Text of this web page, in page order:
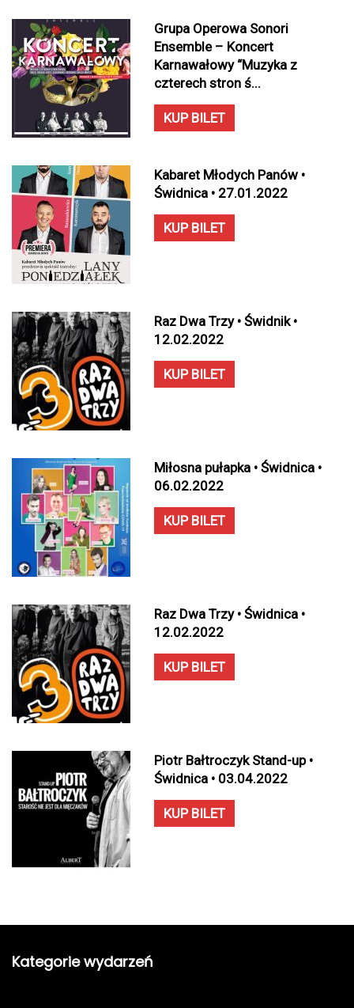
Grupa Operowa Sonori
Ensemble – Koncert
Karnawałowy “Muzyka z
czterech stron ś...
KUP BILET
Kabaret Młodych Panów •
Świdnica • 27.01.2022
KUP BILET
Raz Dwa Trzy • Świdnik •
12.02.2022
KUP BILET
Miłosna pułapka • Świdnica •
06.02.2022
KUP BILET
Raz Dwa Trzy • Świdnica •
12.02.2022
KUP BILET
Piotr Bałtroczyk Stand-up •
Świdnica • 03.04.2022
KUP BILET
Kategorie wydarzeń